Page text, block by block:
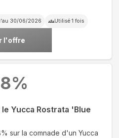
30/06/2026 Utilisé 1 fois
l'offre
Yucca Rostrata 'Blue
sur la comnade d'un Yucca
%